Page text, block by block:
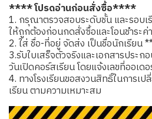
**** โปรดอ่านก่อนสั่งซื้อ****
1. กรุณาตรวจสอบระดับชั้น และรอบเ
ให้ถูกต้องก่อนกดสั่งซื้อและโอนชำระค่
2. ใส่ ชื่อ-ที่อยู่ จัดส่ง เป็นชื่อนักเรียน
3.รับใบเสร็จตัวจริงและเอกสารประก
วันเปิดคอร์สเรียน โดยแจ้งเลขที่ออเด
4. ทางโรงเรียนขอสงวนสิทธิ์ในการเ
เรียน ตามความเหมาะสม